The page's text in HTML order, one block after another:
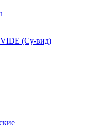
VIDE (Су-вид)